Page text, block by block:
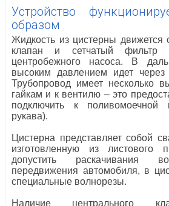
Устройство
образом
Жидкость из цистерны движется
клапан и сетчатый фильтр
центробежного насоса. В
высоким давлением идет
Трубопровод имеет несколько
гайкам и к вентилю – это
подключить к
рукава).
Цистерна представляет собой
изготовленную из листового
допустить
передвижения автомобиля, в
специальные волнорезы.
Наличие центрального